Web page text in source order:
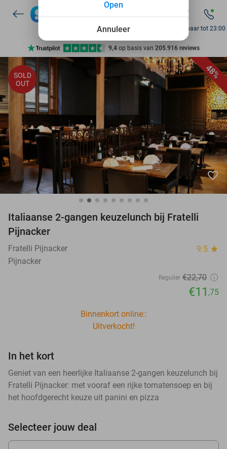
7 dagen per week beschikbaar
10+ miljoen leden
9,4 op basis van 205.916 reviews
Ontdek 15.000+ deals
7 dagen per week beschikbaar
10+ miljoen leden
Bereikbaar tot 23:00
48%
SOLD
OUT
favorite_border
Italiaanse 2-gangen keuzelunch bij Fratelli
Pijnacker
Fratelli Pijnacker 9.5 star
Pijnacker
Regulier €22,70
€11 ,75
Binnenkort online::
Uitverkocht!
In het kort
Geniet van een heerlijke Italiaanse 2-gangen keuzelunch bij
Fratelli Pijnacker: met vooraf een rijke tomatensoep en bij
het hoofdgerecht keuze uit panini en pizza
Selecteer jouw deal
Annuleer
Open